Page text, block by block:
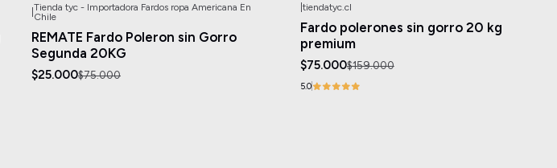
-67%
Tienda tyc - Importadora Fardos ropa Americana En
Chile
REMATE Fardo Poleron sin Gorro
Segunda 20KG
$25.000$75.000
Agotado
tiendatyc.cl
Fardo polerones sin gorro 20 kg
premium
$75.000$159.000
5.0